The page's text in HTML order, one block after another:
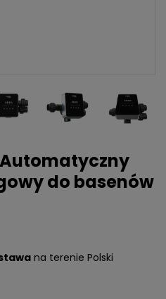
Automatyczny
do basenów
na terenie Polski